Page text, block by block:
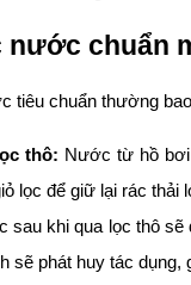
nước chuẩn
tiêu chuẩn thường
thô: Nước từ hồ bơi
lọc để giữ lại rác thải
sau khi qua lọc thô sẽ
sẽ phát huy tác